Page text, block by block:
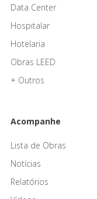
Data Center
Hospitalar
Hotelaria
Obras LEED
+ Outros
Acompanhe
Lista de Obras
Notícias
Relatórios